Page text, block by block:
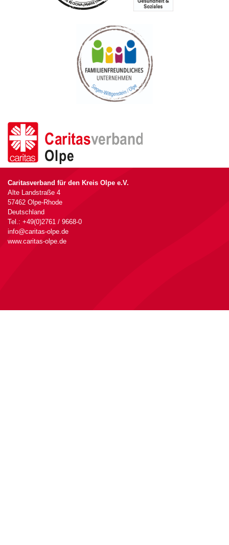
Caritasverband für den Kreis Olpe e.V.
Alte Landstraße 4
57462 Olpe-Rhode
Deutschland
Tel.: +49(0)2761 / 9668-0
info@caritas-olpe.de
www.caritas-olpe.de